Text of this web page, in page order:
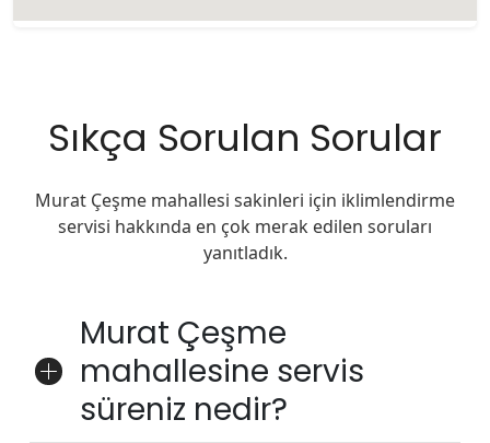
Sıkça Sorulan Sorular
Murat Çeşme mahallesi sakinleri için iklimlendirme
servisi hakkında en çok merak edilen soruları
yanıtladık.
Murat Çeşme
mahallesine servis
süreniz nedir?